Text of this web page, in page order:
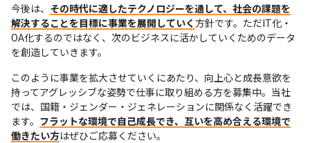
今後は、 その時代に適したテクノロジーを通して、社会の課題を
解決することを目標に事業を展開していく 方針です。ただIT化・
OA化するのではなく、次のビジネスに活かしていくためのデータ
を創造していきます。
このように事業を拡大させていくにあたり、向上心と成長意欲を
持ってアグレッシブな姿勢で仕事に取り組める方を募集中。当社
では、国籍・ジェンダー・ジェネレーションに関係なく活躍でき
ます。 フラットな環境で自己成長でき、互いを高め合える環境で
働きたい方はぜひご応募ください。